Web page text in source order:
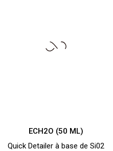
ECH2O (50 ML)
Quick Detailer à base de Si02